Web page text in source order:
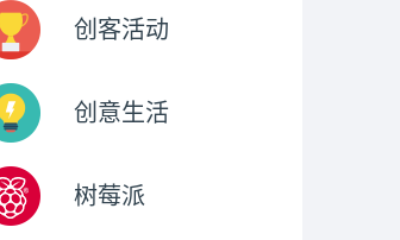
创客活动
创意生活
树莓派